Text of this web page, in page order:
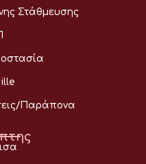
Στάθμευσης
Παράπονα